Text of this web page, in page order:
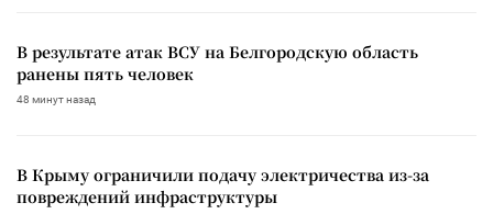
В результате атак ВСУ на Белгородскую область
ранены пять человек
48 минут назад
В Крыму ограничили подачу электричества из-за
повреждений инфраструктуры